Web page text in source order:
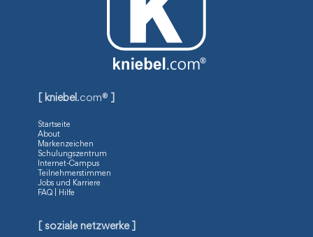
[ kniebel.com® ]
Startseite
About
Markenzeichen
Schulungszentrum
Internet-Campus
Teilnehmerstimmen
Jobs und Karriere
FAQ | Hilfe
[ soziale netzwerke ]